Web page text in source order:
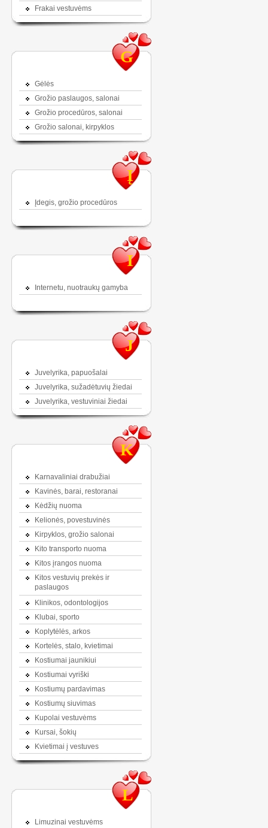
Frakai vestuvėms
G
Gėlės
Grožio paslaugos, salonai
Grožio procedūros, salonai
Grožio salonai, kirpyklos
Į
Įdegis, grožio procedūros
I
Internetu, nuotraukų gamyba
J
Juvelyrika, papuošalai
Juvelyrika, sužadėtuvių žiedai
Juvelyrika, vestuviniai žiedai
K
Karnavaliniai drabužiai
Kavinės, barai, restoranai
Kėdžių nuoma
Kelionės, povestuvinės
Kirpyklos, grožio salonai
Kito transporto nuoma
Kitos įrangos nuoma
Kitos vestuvių prekės ir
paslaugos
Klinikos, odontologijos
Klubai, sporto
Koplytėlės, arkos
Kortelės, stalo, kvietimai
Kostiumai jaunikiui
Kostiumai vyriški
Kostiumų pardavimas
Kostiumų siuvimas
Kupolai vestuvėms
Kursai, šokių
Kvietimai į vestuves
L
Limuzinai vestuvėms